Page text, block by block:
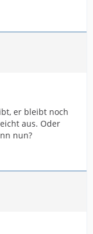
er bleibt noch
aus. Oder
nun?